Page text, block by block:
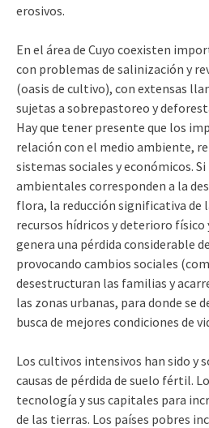
erosivos.
En el área de Cuyo coexisten
con problemas de salinización y
(oasis de cultivo), con extensas
sujetas a sobrepastoreo y
Hay que tener presente que los
relación con el medio ambiente,
sistemas sociales y económicos.
ambientales corresponden a la
flora, la reducción significativa de
recursos hídricos y deterioro físico
genera una pérdida considerable
provocando cambios sociales
desestructuran las familias y
las zonas urbanas, para donde se
busca de mejores condiciones de
Los cultivos intensivos han sido y
causas de pérdida de suelo fértil.
tecnología y sus capitales para
de las tierras. Los países pobres